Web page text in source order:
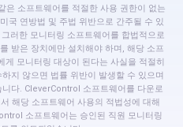
소프트웨어를 적절한 사용 권한이 없는
국 연방법 및 주법 위반으로 간주될 수 있
러한 모니터링 소프트웨어를 합법적으로
받은 장치에만 설치해야 하며, 해당 소프
모니터링 대상이 된다는 사실을 적절히
지 않으면 법률 위반이 발생할 수 있으며
다. CleverControl 소프트웨어를 다운로
해당 소프트웨어 사용의 적법성에 대해
소프트웨어는 승인된 직원 모니터링